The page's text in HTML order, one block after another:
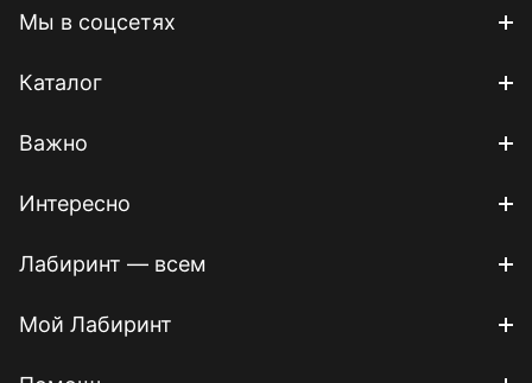
Мы в соцсетях
Каталог
Важно
Интересно
Лабиринт — всем
Мой Лабиринт